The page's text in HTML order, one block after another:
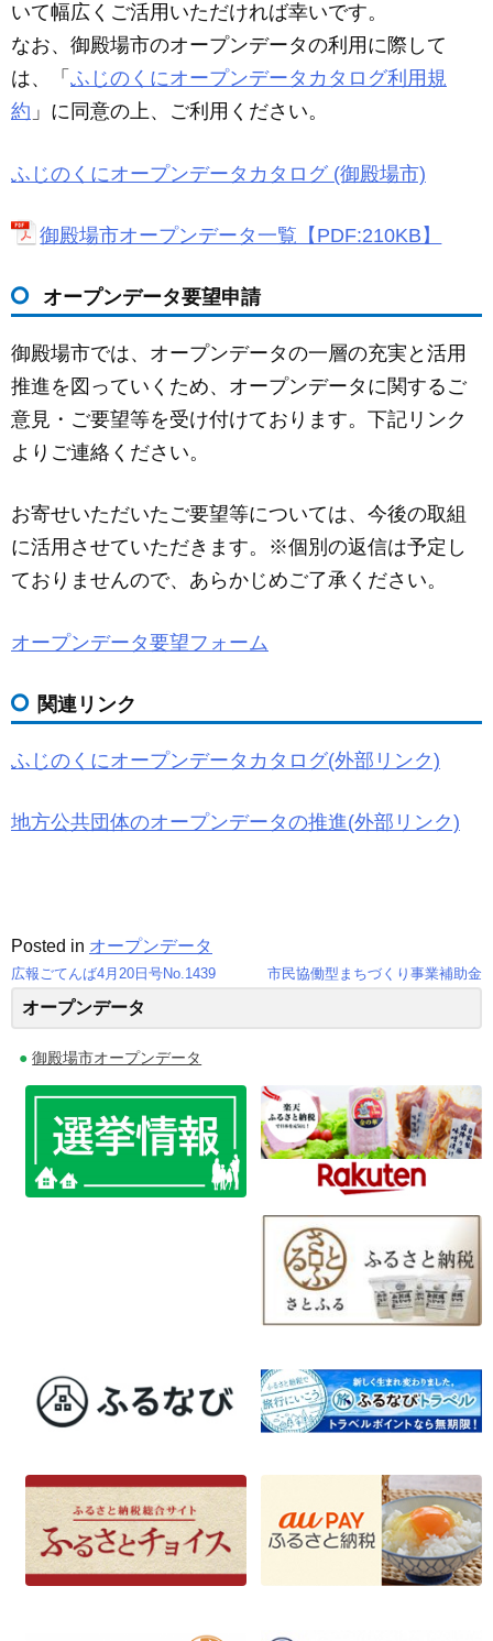
いて幅広くご活用いただければ幸いです。
なお、御殿場市のオープンデータの利用に際して
は、「 ふじのくにオープンデータカタログ利用規
約 」に同意の上、ご利用ください。
ふじのくにオープンデータカタログ (御殿場市)
御殿場市オープンデータ一覧【PDF:210KB】
オープンデータ要望申請
御殿場市では、オープンデータの一層の充実と活用
推進を図っていくため、オープンデータに関するご
意見・ご要望等を受け付けております。下記リンク
よりご連絡ください。
お寄せいただいたご要望等については、今後の取組
に活用させていただきます。※個別の返信は予定し
ておりませんので、あらかじめご了承ください。
オープンデータ要望フォーム
関連リンク
ふじのくにオープンデータカタログ(外部リンク)
地方公共団体のオープンデータの推進(外部リンク)
Posted in オープンデータ
投
ナ
広報ごてんば4月20日号No.1439 市民協働型まちづくり事業補助金
オープンデータ
御殿場市オープンデータ